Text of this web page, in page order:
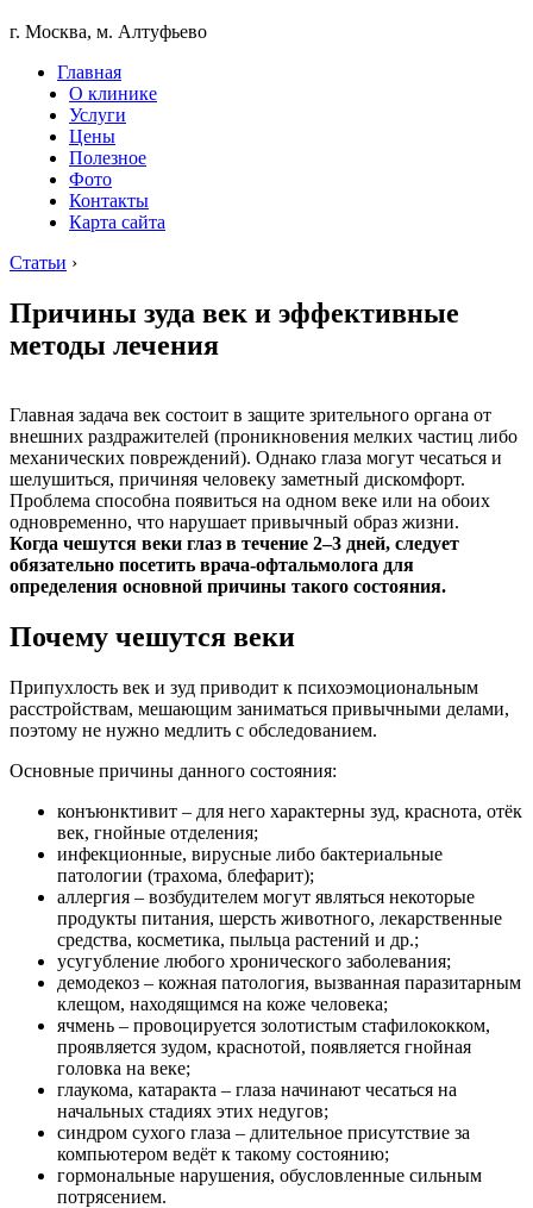
г. Москва, м. Алтуфьево
Главная
О клинике
Услуги
Цены
Полезное
Фото
Контакты
Карта сайта
Статьи ›
Причины зуда век и эффективные
методы лечения
Главная задача век состоит в защите зрительного органа от
внешних раздражителей (проникновения мелких частиц либо
механических повреждений). Однако глаза могут чесаться и
шелушиться, причиняя человеку заметный дискомфорт.
Проблема способна появиться на одном веке или на обоих
одновременно, что нарушает привычный образ жизни.
Когда чешутся веки глаз в течение 2–3 дней, следует
обязательно посетить врача-офтальмолога для
определения основной причины такого состояния.
Почему чешутся веки
Припухлость век и зуд приводит к психоэмоциональным
расстройствам, мешающим заниматься привычными делами,
поэтому не нужно медлить с обследованием.
Основные причины данного состояния:
конъюнктивит – для него характерны зуд, краснота, отёк
век, гнойные отделения;
инфекционные, вирусные либо бактериальные
патологии (трахома, блефарит);
аллергия – возбудителем могут являться некоторые
продукты питания, шерсть животного, лекарственные
средства, косметика, пыльца растений и др.;
усугубление любого хронического заболевания;
демодекоз – кожная патология, вызванная паразитарным
клещом, находящимся на коже человека;
ячмень – провоцируется золотистым стафилококком,
проявляется зудом, краснотой, появляется гнойная
головка на веке;
глаукома, катаракта – глаза начинают чесаться на
начальных стадиях этих недугов;
синдром сухого глаза – длительное присутствие за
компьютером ведёт к такому состоянию;
гормональные нарушения, обусловленные сильным
потрясением.